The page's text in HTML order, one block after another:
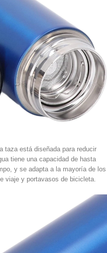
taza está diseñada para reducir
tiene una capacidad de hasta
y se adapta a la mayoría de los
viaje y portavasos de bicicleta.